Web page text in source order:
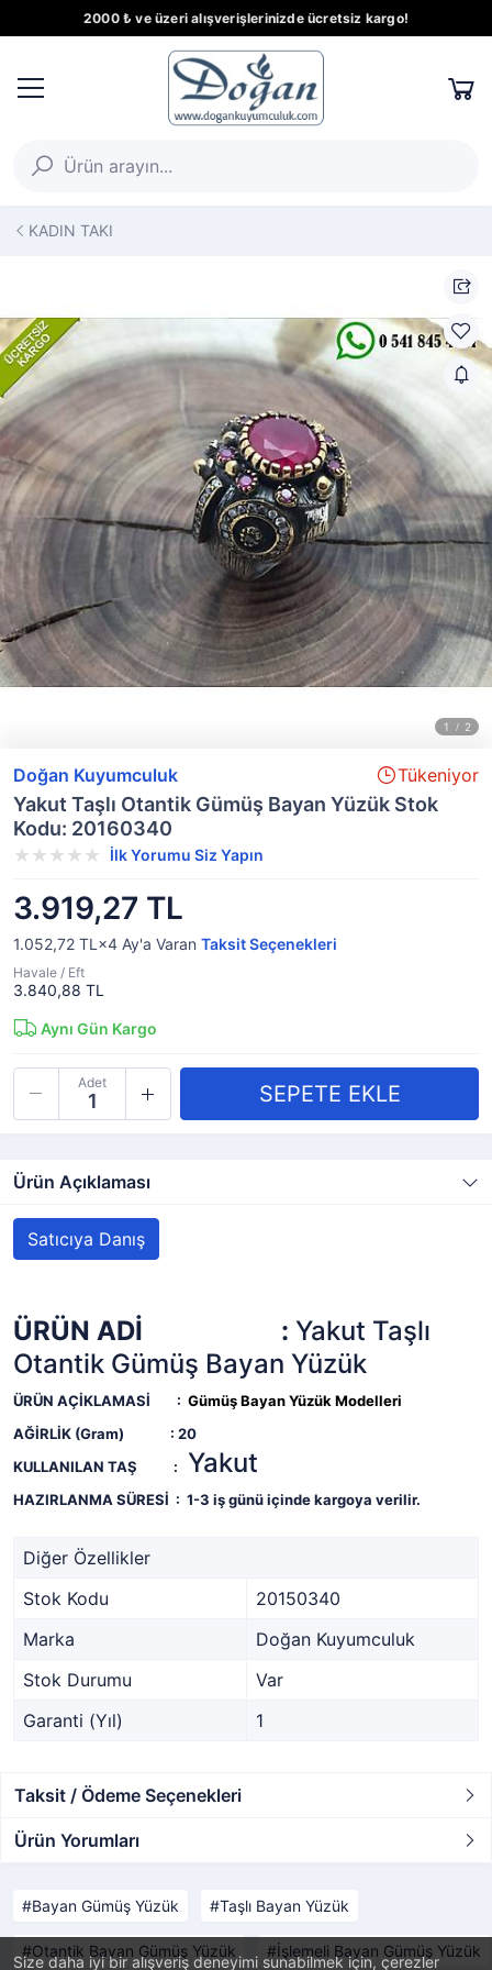
2000 ₺ ve üzeri alışverişlerinizde ücretsiz kargo!
Size daha iyi bir alışveriş deneyimi sunabilmek için, çerezler
KADIN TAKI
Doğan Kuyumculuk Tükeniyor
Yakut Taşlı Otantik Gümüş Bayan Yüzük Stok
Kodu: 20160340
İlk Yorumu Siz Yapın
3.919,27 TL
1.052,72 TL×4 Ay'a Varan Taksit Seçenekleri
Havale / Eft
3.840,88 TL
Aynı Gün Kargo
Adet
Ürün Açıklaması
Satıcıya Danış
ÜRÜN ADİ : Yakut Taşlı
Otantik Gümüş Bayan Yüzük
ÜRÜN AÇİKLAMASİ : Gümüş Bayan Yüzük Modelleri
AĞİRLİK (Gram) : 20
KULLANILAN TAŞ : Yakut
HAZIRLANMA SÜRESİ : 1-3 iş günü içinde kargoya verilir.
Diğer Özellikler
Stok Kodu
20150340
Marka
Doğan Kuyumculuk
Stok Durumu
Var
Garanti (Yıl)
1
Taksit / Ödeme Seçenekleri
Ürün Yorumları
Bayan Gümüş Yüzük Taşlı Bayan Yüzük
Otantik Bayan Gümüş Yüzük İşlemeli Bayan Gümüş Yüzük